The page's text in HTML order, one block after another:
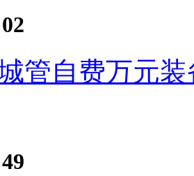
管自费万元